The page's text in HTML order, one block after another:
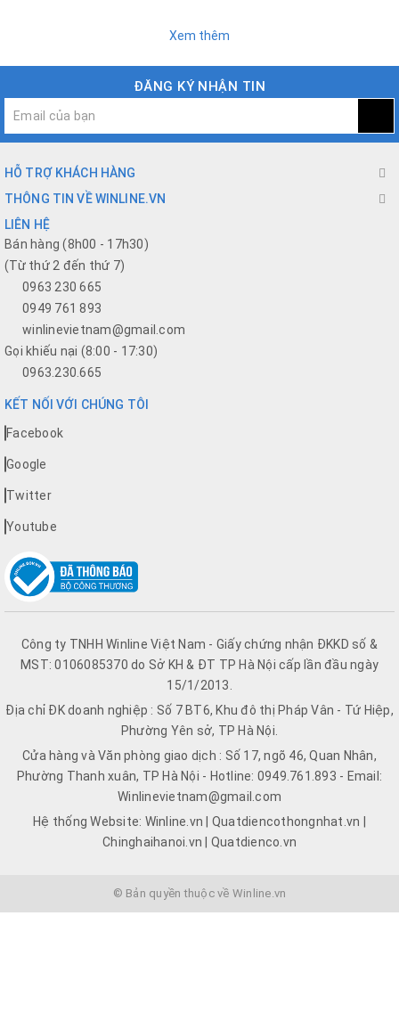
Xem thêm
ĐĂNG KÝ NHẬN TIN
HỖ TRỢ KHÁCH HÀNG
THÔNG TIN VỀ WINLINE.VN
LIÊN HỆ
Bán hàng (8h00 - 17h30)
(Từ thứ 2 đến thứ 7)
0963 230 665
0949 761 893
winlinevietnam@gmail.com
Gọi khiếu nại (8:00 - 17:30)
0963.230.665
KẾT NỐI VỚI CHÚNG TÔI
Facebook
Google
Twitter
Youtube
Công ty TNHH Winline Việt Nam - Giấy chứng nhận ĐKKD số &
MST: 0106085370 do Sở KH & ĐT TP Hà Nội cấp lần đầu ngày
15/1/2013.
Địa chỉ ĐK doanh nghiệp : Số 7 BT6, Khu đô thị Pháp Vân - Tứ Hiệp,
Phường Yên sở, TP Hà Nội.
Cửa hàng và Văn phòng giao dịch : Số 17, ngõ 46, Quan Nhân,
Phường Thanh xuân, TP Hà Nội - Hotline: 0949.761.893 - Email:
Winlinevietnam@gmail.com
Hệ thống Website: Winline.vn | Quatdiencothongnhat.vn |
Chinghaihanoi.vn | Quatdienco.vn
© Bản quyền thuộc về Winline.vn